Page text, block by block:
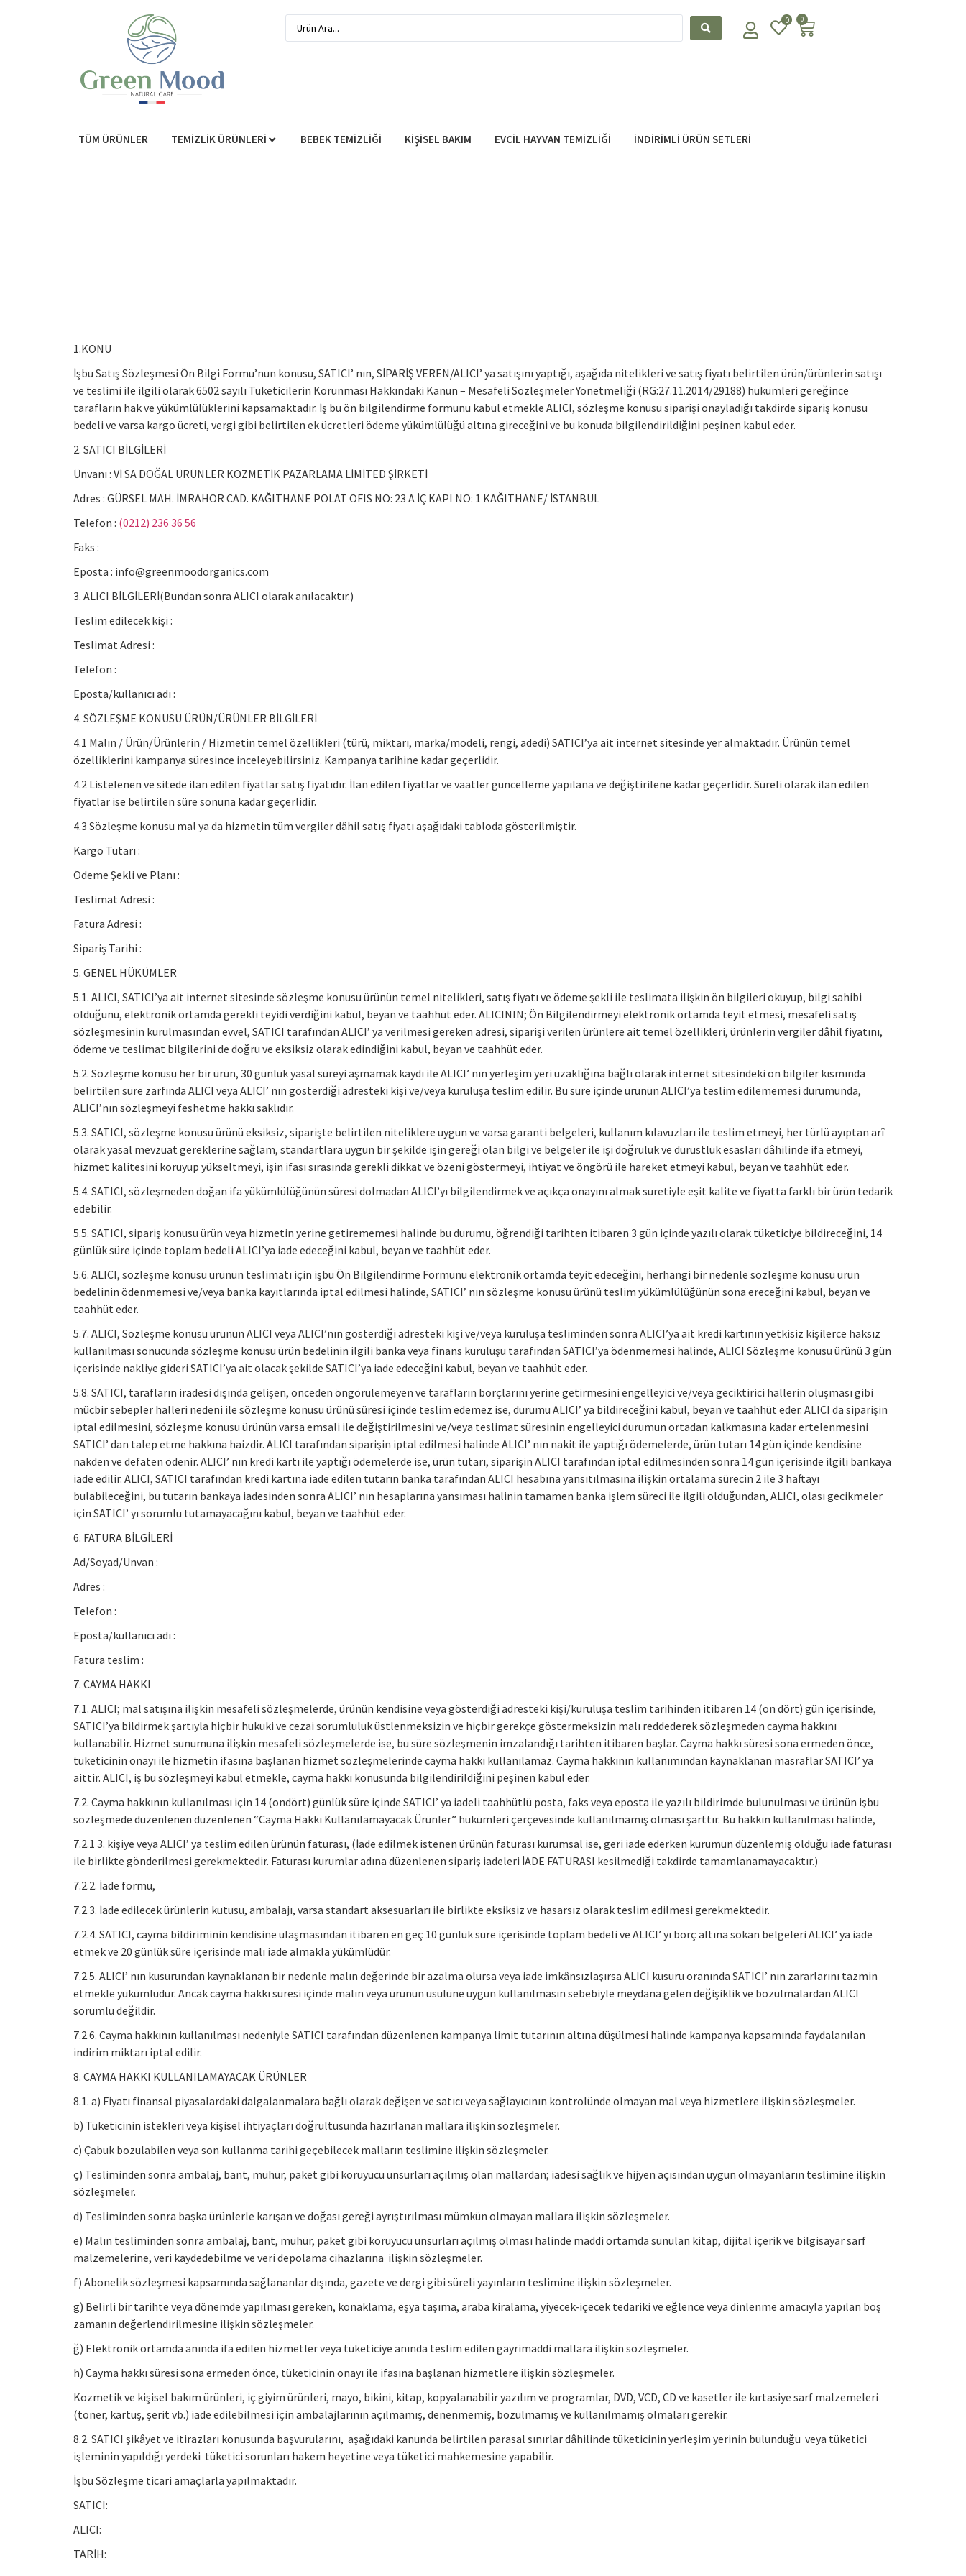
0 0
TÜM ÜRÜNLER TEMİZLİK ÜRÜNLERİ BEBEK TEMİZLİĞİ KİŞİSEL BAKIM EVCİL HAYVAN TEMİZLİĞİ İNDİRİMLİ ÜRÜN SETLERİ
1.KONU
İşbu Satış Sözleşmesi Ön Bilgi Formu’nun konusu, SATICI’ nın, SİPARİŞ VEREN/ALICI’ ya satışını yaptığı, aşağıda nitelikleri ve satış fiyatı belirtilen ürün/ürünlerin satışı
ve teslimi ile ilgili olarak 6502 sayılı Tüketicilerin Korunması Hakkındaki Kanun – Mesafeli Sözleşmeler Yönetmeliği (RG:27.11.2014/29188) hükümleri gereğince
tarafların hak ve yükümlülüklerini kapsamaktadır. İş bu ön bilgilendirme formunu kabul etmekle ALICI, sözleşme konusu siparişi onayladığı takdirde sipariş konusu
bedeli ve varsa kargo ücreti, vergi gibi belirtilen ek ücretleri ödeme yükümlülüğü altına gireceğini ve bu konuda bilgilendirildiğini peşinen kabul eder.
2. SATICI BİLGİLERİ
Ünvanı : Vİ SA DOĞAL ÜRÜNLER KOZMETİK PAZARLAMA LİMİTED ŞİRKETİ
Adres : GÜRSEL MAH. İMRAHOR CAD. KAĞITHANE POLAT OFIS NO: 23 A İÇ KAPI NO: 1 KAĞITHANE/ İSTANBUL
Telefon : (0212) 236 36 56
Faks :
Eposta : info@greenmoodorganics.com
3. ALICI BİLGİLERİ(Bundan sonra ALICI olarak anılacaktır.)
Teslim edilecek kişi :
Teslimat Adresi :
Telefon :
Eposta/kullanıcı adı :
4. SÖZLEŞME KONUSU ÜRÜN/ÜRÜNLER BİLGİLERİ
4.1 Malın / Ürün/Ürünlerin / Hizmetin temel özellikleri (türü, miktarı, marka/modeli, rengi, adedi) SATICI’ya ait internet sitesinde yer almaktadır. Ürünün temel
özelliklerini kampanya süresince inceleyebilirsiniz. Kampanya tarihine kadar geçerlidir.
4.2 Listelenen ve sitede ilan edilen fiyatlar satış fiyatıdır. İlan edilen fiyatlar ve vaatler güncelleme yapılana ve değiştirilene kadar geçerlidir. Süreli olarak ilan edilen
fiyatlar ise belirtilen süre sonuna kadar geçerlidir.
4.3 Sözleşme konusu mal ya da hizmetin tüm vergiler dâhil satış fiyatı aşağıdaki tabloda gösterilmiştir.
Kargo Tutarı :
Ödeme Şekli ve Planı :
Teslimat Adresi :
Fatura Adresi :
Sipariş Tarihi :
5. GENEL HÜKÜMLER
5.1. ALICI, SATICI’ya ait internet sitesinde sözleşme konusu ürünün temel nitelikleri, satış fiyatı ve ödeme şekli ile teslimata ilişkin ön bilgileri okuyup, bilgi sahibi
olduğunu, elektronik ortamda gerekli teyidi verdiğini kabul, beyan ve taahhüt eder. ALICININ; Ön Bilgilendirmeyi elektronik ortamda teyit etmesi, mesafeli satış
sözleşmesinin kurulmasından evvel, SATICI tarafından ALICI’ ya verilmesi gereken adresi, siparişi verilen ürünlere ait temel özellikleri, ürünlerin vergiler dâhil fiyatını,
ödeme ve teslimat bilgilerini de doğru ve eksiksiz olarak edindiğini kabul, beyan ve taahhüt eder.
5.2. Sözleşme konusu her bir ürün, 30 günlük yasal süreyi aşmamak kaydı ile ALICI’ nın yerleşim yeri uzaklığına bağlı olarak internet sitesindeki ön bilgiler kısmında
belirtilen süre zarfında ALICI veya ALICI’ nın gösterdiği adresteki kişi ve/veya kuruluşa teslim edilir. Bu süre içinde ürünün ALICI’ya teslim edilememesi durumunda,
ALICI’nın sözleşmeyi feshetme hakkı saklıdır.
5.3. SATICI, sözleşme konusu ürünü eksiksiz, siparişte belirtilen niteliklere uygun ve varsa garanti belgeleri, kullanım kılavuzları ile teslim etmeyi, her türlü ayıptan arî
olarak yasal mevzuat gereklerine sağlam, standartlara uygun bir şekilde işin gereği olan bilgi ve belgeler ile işi doğruluk ve dürüstlük esasları dâhilinde ifa etmeyi,
hizmet kalitesini koruyup yükseltmeyi, işin ifası sırasında gerekli dikkat ve özeni göstermeyi, ihtiyat ve öngörü ile hareket etmeyi kabul, beyan ve taahhüt eder.
5.4. SATICI, sözleşmeden doğan ifa yükümlülüğünün süresi dolmadan ALICI’yı bilgilendirmek ve açıkça onayını almak suretiyle eşit kalite ve fiyatta farklı bir ürün tedarik
edebilir.
5.5. SATICI, sipariş konusu ürün veya hizmetin yerine getirememesi halinde bu durumu, öğrendiği tarihten itibaren 3 gün içinde yazılı olarak tüketiciye bildireceğini, 14
günlük süre içinde toplam bedeli ALICI’ya iade edeceğini kabul, beyan ve taahhüt eder.
5.6. ALICI, sözleşme konusu ürünün teslimatı için işbu Ön Bilgilendirme Formunu elektronik ortamda teyit edeceğini, herhangi bir nedenle sözleşme konusu ürün
bedelinin ödenmemesi ve/veya banka kayıtlarında iptal edilmesi halinde, SATICI’ nın sözleşme konusu ürünü teslim yükümlülüğünün sona ereceğini kabul, beyan ve
taahhüt eder.
5.7. ALICI, Sözleşme konusu ürünün ALICI veya ALICI’nın gösterdiği adresteki kişi ve/veya kuruluşa tesliminden sonra ALICI’ya ait kredi kartının yetkisiz kişilerce haksız
kullanılması sonucunda sözleşme konusu ürün bedelinin ilgili banka veya finans kuruluşu tarafından SATICI’ya ödenmemesi halinde, ALICI Sözleşme konusu ürünü 3 gün
içerisinde nakliye gideri SATICI’ya ait olacak şekilde SATICI’ya iade edeceğini kabul, beyan ve taahhüt eder.
5.8. SATICI, tarafların iradesi dışında gelişen, önceden öngörülemeyen ve tarafların borçlarını yerine getirmesini engelleyici ve/veya geciktirici hallerin oluşması gibi
mücbir sebepler halleri nedeni ile sözleşme konusu ürünü süresi içinde teslim edemez ise, durumu ALICI’ ya bildireceğini kabul, beyan ve taahhüt eder. ALICI da siparişin
iptal edilmesini, sözleşme konusu ürünün varsa emsali ile değiştirilmesini ve/veya teslimat süresinin engelleyici durumun ortadan kalkmasına kadar ertelenmesini
SATICI’ dan talep etme hakkına haizdir. ALICI tarafından siparişin iptal edilmesi halinde ALICI’ nın nakit ile yaptığı ödemelerde, ürün tutarı 14 gün içinde kendisine
nakden ve defaten ödenir. ALICI’ nın kredi kartı ile yaptığı ödemelerde ise, ürün tutarı, siparişin ALICI tarafından iptal edilmesinden sonra 14 gün içerisinde ilgili bankaya
iade edilir. ALICI, SATICI tarafından kredi kartına iade edilen tutarın banka tarafından ALICI hesabına yansıtılmasına ilişkin ortalama sürecin 2 ile 3 haftayı
bulabileceğini, bu tutarın bankaya iadesinden sonra ALICI’ nın hesaplarına yansıması halinin tamamen banka işlem süreci ile ilgili olduğundan, ALICI, olası gecikmeler
için SATICI’ yı sorumlu tutamayacağını kabul, beyan ve taahhüt eder.
6. FATURA BİLGİLERİ
Ad/Soyad/Unvan :
Adres :
Telefon :
Eposta/kullanıcı adı :
Fatura teslim :
7. CAYMA HAKKI
7.1. ALICI; mal satışına ilişkin mesafeli sözleşmelerde, ürünün kendisine veya gösterdiği adresteki kişi/kuruluşa teslim tarihinden itibaren 14 (on dört) gün içerisinde,
SATICI’ya bildirmek şartıyla hiçbir hukuki ve cezai sorumluluk üstlenmeksizin ve hiçbir gerekçe göstermeksizin malı reddederek sözleşmeden cayma hakkını
kullanabilir. Hizmet sunumuna ilişkin mesafeli sözleşmelerde ise, bu süre sözleşmenin imzalandığı tarihten itibaren başlar. Cayma hakkı süresi sona ermeden önce,
tüketicinin onayı ile hizmetin ifasına başlanan hizmet sözleşmelerinde cayma hakkı kullanılamaz. Cayma hakkının kullanımından kaynaklanan masraflar SATICI’ ya
aittir. ALICI, iş bu sözleşmeyi kabul etmekle, cayma hakkı konusunda bilgilendirildiğini peşinen kabul eder.
7.2. Cayma hakkının kullanılması için 14 (ondört) günlük süre içinde SATICI’ ya iadeli taahhütlü posta, faks veya eposta ile yazılı bildirimde bulunulması ve ürünün işbu
sözleşmede düzenlenen düzenlenen “Cayma Hakkı Kullanılamayacak Ürünler” hükümleri çerçevesinde kullanılmamış olması şarttır. Bu hakkın kullanılması halinde,
7.2.1 3. kişiye veya ALICI’ ya teslim edilen ürünün faturası, (İade edilmek istenen ürünün faturası kurumsal ise, geri iade ederken kurumun düzenlemiş olduğu iade faturası
ile birlikte gönderilmesi gerekmektedir. Faturası kurumlar adına düzenlenen sipariş iadeleri İADE FATURASI kesilmediği takdirde tamamlanamayacaktır.)
7.2.2. İade formu,
7.2.3. İade edilecek ürünlerin kutusu, ambalajı, varsa standart aksesuarları ile birlikte eksiksiz ve hasarsız olarak teslim edilmesi gerekmektedir.
7.2.4. SATICI, cayma bildiriminin kendisine ulaşmasından itibaren en geç 10 günlük süre içerisinde toplam bedeli ve ALICI’ yı borç altına sokan belgeleri ALICI’ ya iade
etmek ve 20 günlük süre içerisinde malı iade almakla yükümlüdür.
7.2.5. ALICI’ nın kusurundan kaynaklanan bir nedenle malın değerinde bir azalma olursa veya iade imkânsızlaşırsa ALICI kusuru oranında SATICI’ nın zararlarını tazmin
etmekle yükümlüdür. Ancak cayma hakkı süresi içinde malın veya ürünün usulüne uygun kullanılmasın sebebiyle meydana gelen değişiklik ve bozulmalardan ALICI
sorumlu değildir.
7.2.6. Cayma hakkının kullanılması nedeniyle SATICI tarafından düzenlenen kampanya limit tutarının altına düşülmesi halinde kampanya kapsamında faydalanılan
indirim miktarı iptal edilir.
8. CAYMA HAKKI KULLANILAMAYACAK ÜRÜNLER
8.1. a) Fiyatı finansal piyasalardaki dalgalanmalara bağlı olarak değişen ve satıcı veya sağlayıcının kontrolünde olmayan mal veya hizmetlere ilişkin sözleşmeler.
b) Tüketicinin istekleri veya kişisel ihtiyaçları doğrultusunda hazırlanan mallara ilişkin sözleşmeler.
c) Çabuk bozulabilen veya son kullanma tarihi geçebilecek malların teslimine ilişkin sözleşmeler.
ç) Tesliminden sonra ambalaj, bant, mühür, paket gibi koruyucu unsurları açılmış olan mallardan; iadesi sağlık ve hijyen açısından uygun olmayanların teslimine ilişkin
sözleşmeler.
d) Tesliminden sonra başka ürünlerle karışan ve doğası gereği ayrıştırılması mümkün olmayan mallara ilişkin sözleşmeler.
e) Malın tesliminden sonra ambalaj, bant, mühür, paket gibi koruyucu unsurları açılmış olması halinde maddi ortamda sunulan kitap, dijital içerik ve bilgisayar sarf
malzemelerine, veri kaydedebilme ve veri depolama cihazlarına ilişkin sözleşmeler.
f) Abonelik sözleşmesi kapsamında sağlananlar dışında, gazete ve dergi gibi süreli yayınların teslimine ilişkin sözleşmeler.
g) Belirli bir tarihte veya dönemde yapılması gereken, konaklama, eşya taşıma, araba kiralama, yiyecek-içecek tedariki ve eğlence veya dinlenme amacıyla yapılan boş
zamanın değerlendirilmesine ilişkin sözleşmeler.
ğ) Elektronik ortamda anında ifa edilen hizmetler veya tüketiciye anında teslim edilen gayrimaddi mallara ilişkin sözleşmeler.
h) Cayma hakkı süresi sona ermeden önce, tüketicinin onayı ile ifasına başlanan hizmetlere ilişkin sözleşmeler.
Kozmetik ve kişisel bakım ürünleri, iç giyim ürünleri, mayo, bikini, kitap, kopyalanabilir yazılım ve programlar, DVD, VCD, CD ve kasetler ile kırtasiye sarf malzemeleri
(toner, kartuş, şerit vb.) iade edilebilmesi için ambalajlarının açılmamış, denenmemiş, bozulmamış ve kullanılmamış olmaları gerekir.
8.2. SATICI şikâyet ve itirazları konusunda başvurularını, aşağıdaki kanunda belirtilen parasal sınırlar dâhilinde tüketicinin yerleşim yerinin bulunduğu veya tüketici
işleminin yapıldığı yerdeki tüketici sorunları hakem heyetine veya tüketici mahkemesine yapabilir.
İşbu Sözleşme ticari amaçlarla yapılmaktadır.
SATICI:
ALICI:
TARİH: